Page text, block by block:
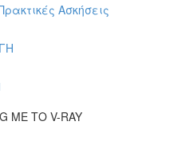
Ασκήσεις
ΜΕ ΤΟ V-RAY